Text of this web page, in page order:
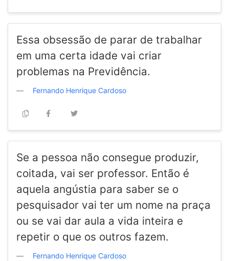
Essa obsessão de parar de trabalhar
em uma certa idade vai criar
problemas na Previdência.
Fernando Henrique Cardoso
Se a pessoa não consegue produzir,
coitada, vai ser professor. Então é
aquela angústia para saber se o
pesquisador vai ter um nome na praça
ou se vai dar aula a vida inteira e
repetir o que os outros fazem.
Fernando Henrique Cardoso